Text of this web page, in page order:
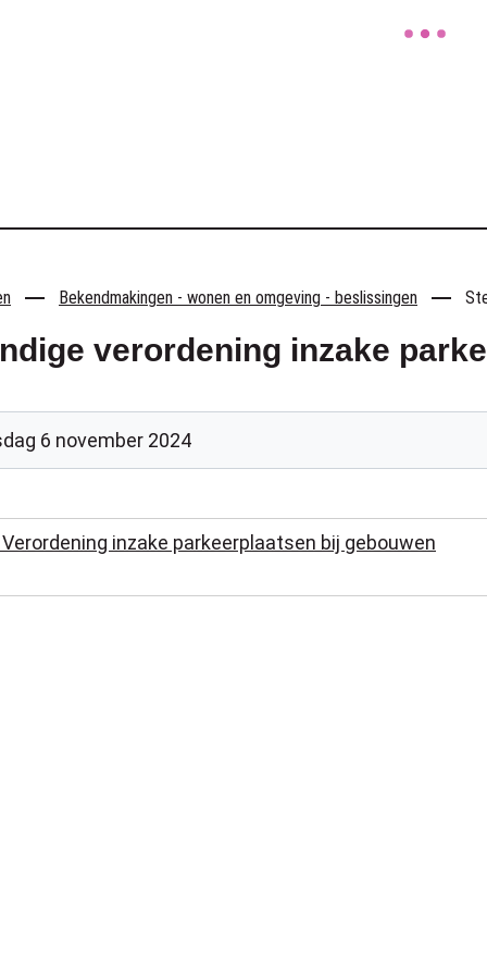
Bekendmakingen - wonen en omgeving - beslissingen
verordening inzake
6 november 2024
inzake parkeerplaatsen bij gebouwen